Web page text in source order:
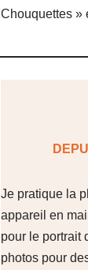
Chouquettes »
Je pratique la
appareil en
pour le portrait
photos pour